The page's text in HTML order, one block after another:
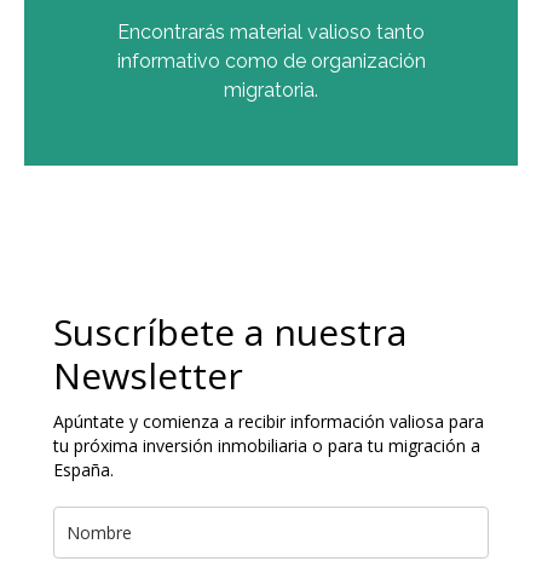
Encontrarás material valioso tanto
informativo como de organización
migratoria.
Suscríbete a nuestra
Newsletter
Apúntate y comienza a recibir información valiosa para
tu próxima inversión inmobiliaria o para tu migración a
España.